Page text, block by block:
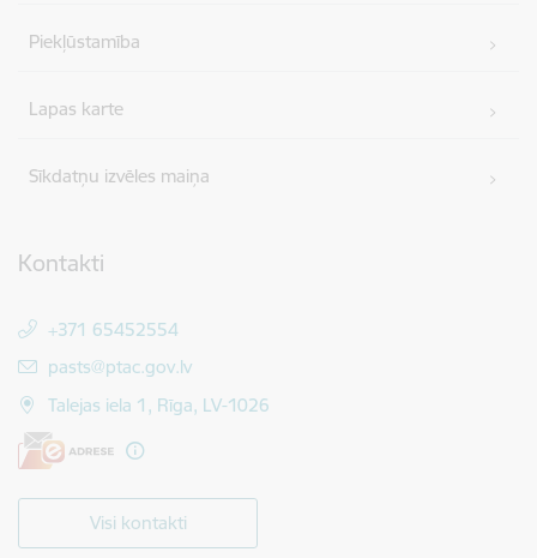
Piekļūstamība
Lapas karte
Sīkdatņu izvēles maiņa
Kontakti
+371 65452554
E-pasts:
pasts@ptac.gov.lv
Talejas iela 1, Rīga, LV-1026
Visi kontakti